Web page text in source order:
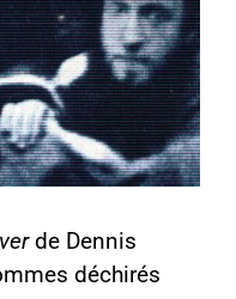
de Dennis
déchirés